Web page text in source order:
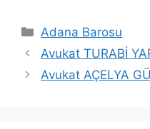
Kategoriler
Adana Barosu
Avukat TURABİ
Avukat AÇELYA